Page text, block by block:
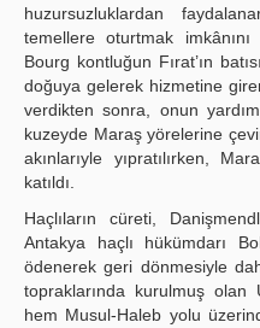
huzursuzluklardan
temellere oturtmak
Bourg kontluğun Fırat’ın
doğuya gelerek hizmetine
verdikten sonra, onun
kuzeyde Maraş yörelerine
akınlarıyle yıpratılırken,
katıldı.
Haçlıların cüreti,
Antakya haçlı hükümdarı
ödenerek geri dönmesiyle
topraklarında kurulmuş olan
hem Musul-Haleb yolu